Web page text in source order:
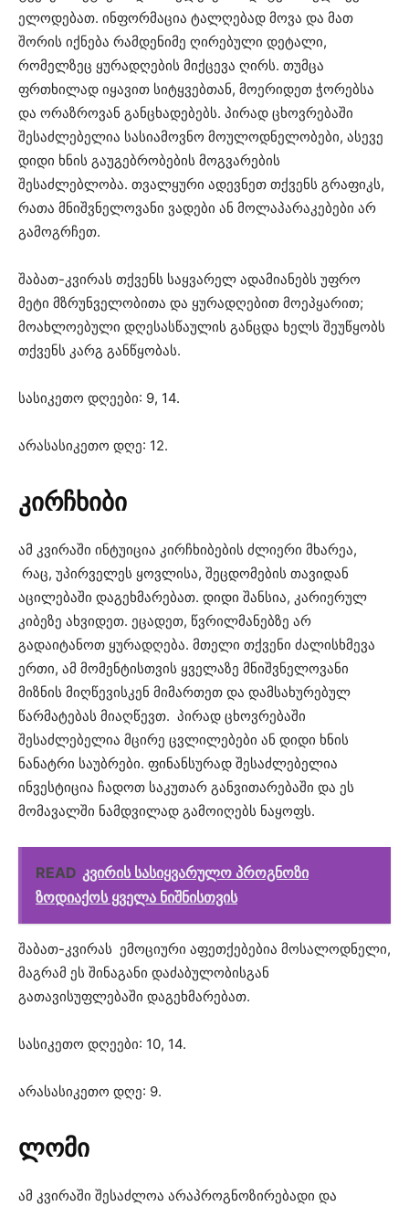
ელოდებათ. ინფორმაცია ტალღებად მოვა და მათ
შორის იქნება რამდენიმე ღირებული დეტალი,
რომელზეც ყურადღების მიქცევა ღირს. თუმცა
ფრთხილად იყავით სიტყვებთან, მოერიდეთ ჭორებსა
და ორაზროვან განცხადებებს. პირად ცხოვრებაში
შესაძლებელია სასიამოვნო მოულოდნელობები, ასევე
დიდი ხნის გაუგებრობების მოგვარების
შესაძლებლობა. თვალყური ადევნეთ თქვენს გრაფიკს,
რათა მნიშვნელოვანი ვადები ან მოლაპარაკებები არ
გამოგრჩეთ.
შაბათ-კვირას თქვენს საყვარელ ადამიანებს უფრო
მეტი მზრუნველობითა და ყურადღებით მოეპყარით;
მოახლოებული დღესასწაულის განცდა ხელს შეუწყობს
თქვენს კარგ განწყობას.
სასიკეთო დღეები: 9, 14.
არასასიკეთო დღე: 12.
კირჩხიბი
ამ კვირაში ინტუიცია კირჩხიბების ძლიერი მხარეა,
რაც, უპირველეს ყოვლისა, შეცდომების თავიდან
აცილებაში დაგეხმარებათ. დიდი შანსია, კარიერულ
კიბეზე ახვიდეთ. ეცადეთ, წვრილმანებზე არ
გადაიტანოთ ყურადღება. მთელი თქვენი ძალისხმევა
ერთი, ამ მომენტისთვის ყველაზე მნიშვნელოვანი
მიზნის მიღწევისკენ მიმართეთ და დამსახურებულ
წარმატებას მიაღწევთ. პირად ცხოვრებაში
შესაძლებელია მცირე ცვლილებები ან დიდი ხნის
ნანატრი საუბრები. ფინანსურად შესაძლებელია
ინვესტიცია ჩადოთ საკუთარ განვითარებაში და ეს
მომავალში ნამდვილად გამოიღებს ნაყოფს.
READ კვირის სასიყვარულო პროგნოზი
ზოდიაქოს ყველა ნიშნისთვის
შაბათ-კვირას ემოციური აფეთქებებია მოსალოდნელი,
მაგრამ ეს შინაგანი დაძაბულობისგან
გათავისუფლებაში დაგეხმარებათ.
სასიკეთო დღეები: 10, 14.
არასასიკეთო დღე: 9.
ლომი
ამ კვირაში შესაძლოა არაპროგნოზირებადი და